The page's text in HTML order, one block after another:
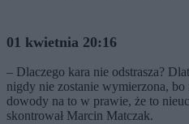
01 kwietnia 20:16
– Dlaczego kara nie odstrasza?
nigdy nie zostanie wymierzona, bo
dowody na to w prawie, że to
skontrował Marcin Matczak.